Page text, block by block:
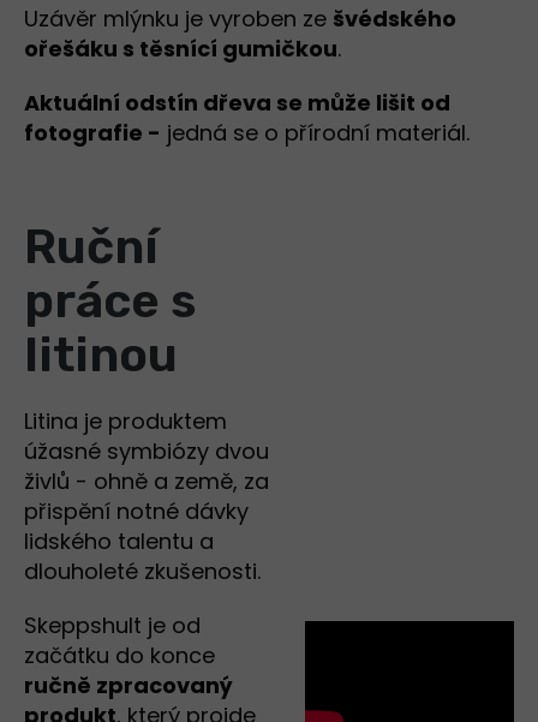
Uzávěr mlýnku je vyroben ze švédského
ořešáku s těsnící gumičkou.
Aktuální odstín dřeva se může lišit od
fotografie - jedná se o přírodní materiál.
Ruční
práce s
litinou
Litina je produktem
úžasné symbiózy dvou
živlů - ohně a země, za
přispění notné dávky
lidského talentu a
dlouholeté zkušenosti.
Skeppshult je od
začátku do konce
ručně zpracovaný
produkt, který projde